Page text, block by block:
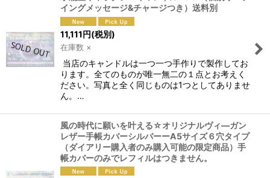
イングメッセージ&チャージつき）送料別
11,111円(税別)
在庫数 ×
当店のキャンドルは一つ一つ手作りで製作してお
ります。全てのものが唯一無二の１点とお考えく
ださい。写真と全く同じものは1つとしてありませ
ん。…
風の時代に願いを叶える☆オリジナルヴィ―ガン
レザー手帳カバーシルバーーA5サイズ６穴タイプ
（ダイアリー購入者のみ購入可能の限定商品）手
帳カバーのみでレフィルはつきません。